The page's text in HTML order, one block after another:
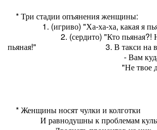
* Три стадии
1. (игриво) "Ха-ха-ха,
2. (сердито) "Кто пьяная?!
пьяная!" 3. В такси на
- Вам
"Не твое
* Женщины носят чулки
И равнодушны к